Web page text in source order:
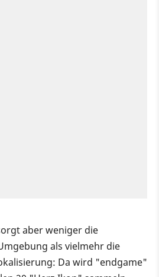
aber weniger die
als vielmehr die
Da wird "endgame"